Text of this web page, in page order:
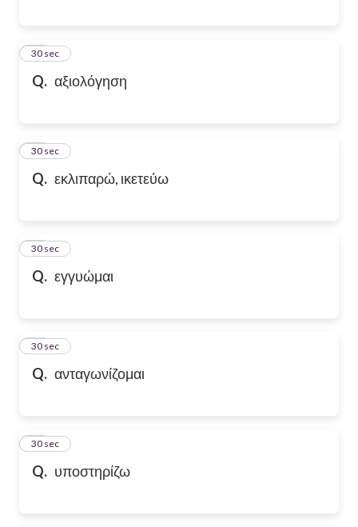
Q. αξιολόγηση
26
30 sec
Q. εκλιπαρώ, ικετεύω
27
30 sec
Q. εγγυώμαι
28
30 sec
Q. ανταγωνίζομαι
29
30 sec
Q. υποστηρίζω
30
30 sec